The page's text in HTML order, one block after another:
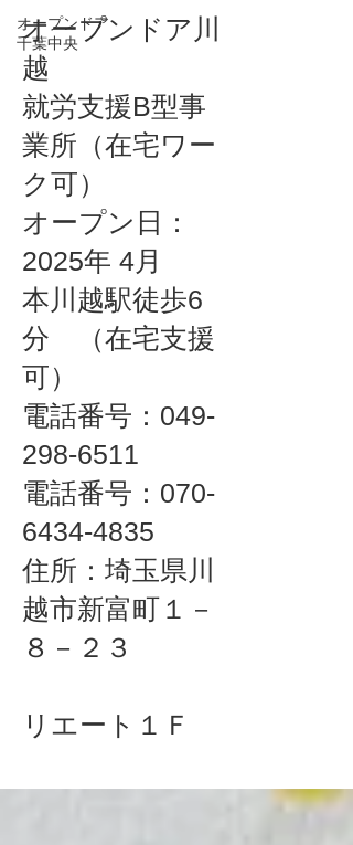
オープンドア
千葉中央
オープンドア川
越
就労支援B型事
業所（在宅ワー
ク可）
​オープン日：
2025年 4月
本川越駅徒歩6
分 （在宅支援
可）
電話番号：049-
298-6511
​電話番号：070-
6434-4835​
住所：埼玉県川
越市新富町１－
８－２３
リエート１Ｆ